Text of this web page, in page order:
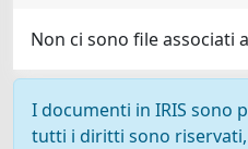
Non ci sono file associati
I documenti in IRIS sono
tutti i diritti sono riservati,